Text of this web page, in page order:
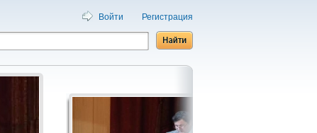
Войти Регистрация